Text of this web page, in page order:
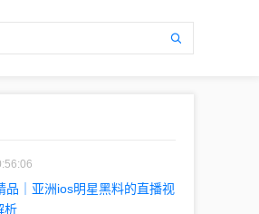
品｜亚洲ios明星黑料的直播视
析